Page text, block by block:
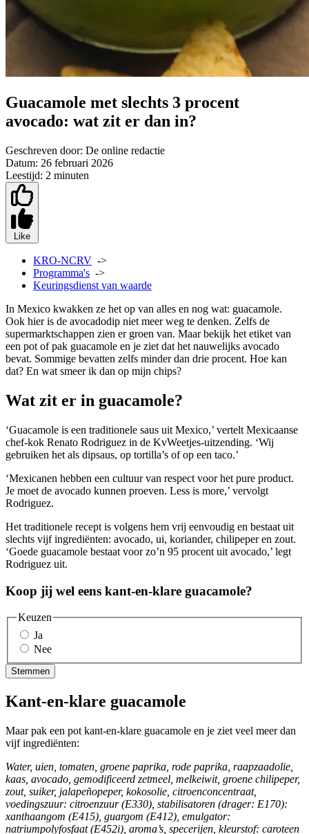
Guacamole met slechts 3 procent
avocado: wat zit er dan in?
Geschreven door: De online redactie
Datum: 26 februari 2026
Leestijd: 2 minuten
Like
KRO-NCRV ->
Programma's ->
Keuringsdienst van waarde
In Mexico kwakken ze het op van alles en nog wat: guacamole.
Ook hier is de avocadodip niet meer weg te denken. Zelfs de
supermarktschappen zien er groen van. Maar bekijk het etiket van
een pot of pak guacamole en je ziet dat het nauwelijks avocado
bevat. Sommige bevatten zelfs minder dan drie procent. Hoe kan
dat? En wat smeer ik dan op mijn chips?
Wat zit er in guacamole?
‘Guacamole is een traditionele saus uit Mexico,’ vertelt Mexicaanse
chef-kok Renato Rodriguez in de KvWeetjes-uitzending. ‘Wij
gebruiken het als dipsaus, op tortilla’s of op een taco.’
‘Mexicanen hebben een cultuur van respect voor het pure product.
Je moet de avocado kunnen proeven. Less is more,’ vervolgt
Rodriguez.
Het traditionele recept is volgens hem vrij eenvoudig en bestaat uit
slechts vijf ingrediënten: avocado, ui, koriander, chilipeper en zout.
‘Goede guacamole bestaat voor zo’n 95 procent uit avocado,’ legt
Rodriguez uit.
Koop jij wel eens kant-en-klare guacamole?
Keuzen
Ja
Nee
Stemmen
Kant-en-klare guacamole
Maar pak een pot kant-en-klare guacamole en je ziet veel meer dan
vijf ingrediënten:
Water, uien, tomaten, groene paprika, rode paprika, raapzaadolie,
kaas, avocado, gemodificeerd zetmeel, melkeiwit, groene chilipeper,
zout, suiker, jalapeñopeper, kokosolie, citroenconcentraat,
voedingszuur: citroenzuur (E330), stabilisatoren (drager: E170):
xanthaangom (E415), guargom (E412), emulgator:
natriumpolyfosfaat (E452i), aroma’s, specerijen, kleurstof: caroteen